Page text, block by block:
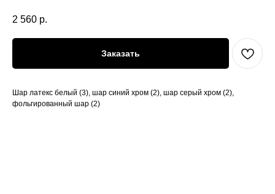
2 560 р.
Заказать
Шар латекс белый (3), шар синий хром (2), шар серый хром (2),
фольгированный шар (2)